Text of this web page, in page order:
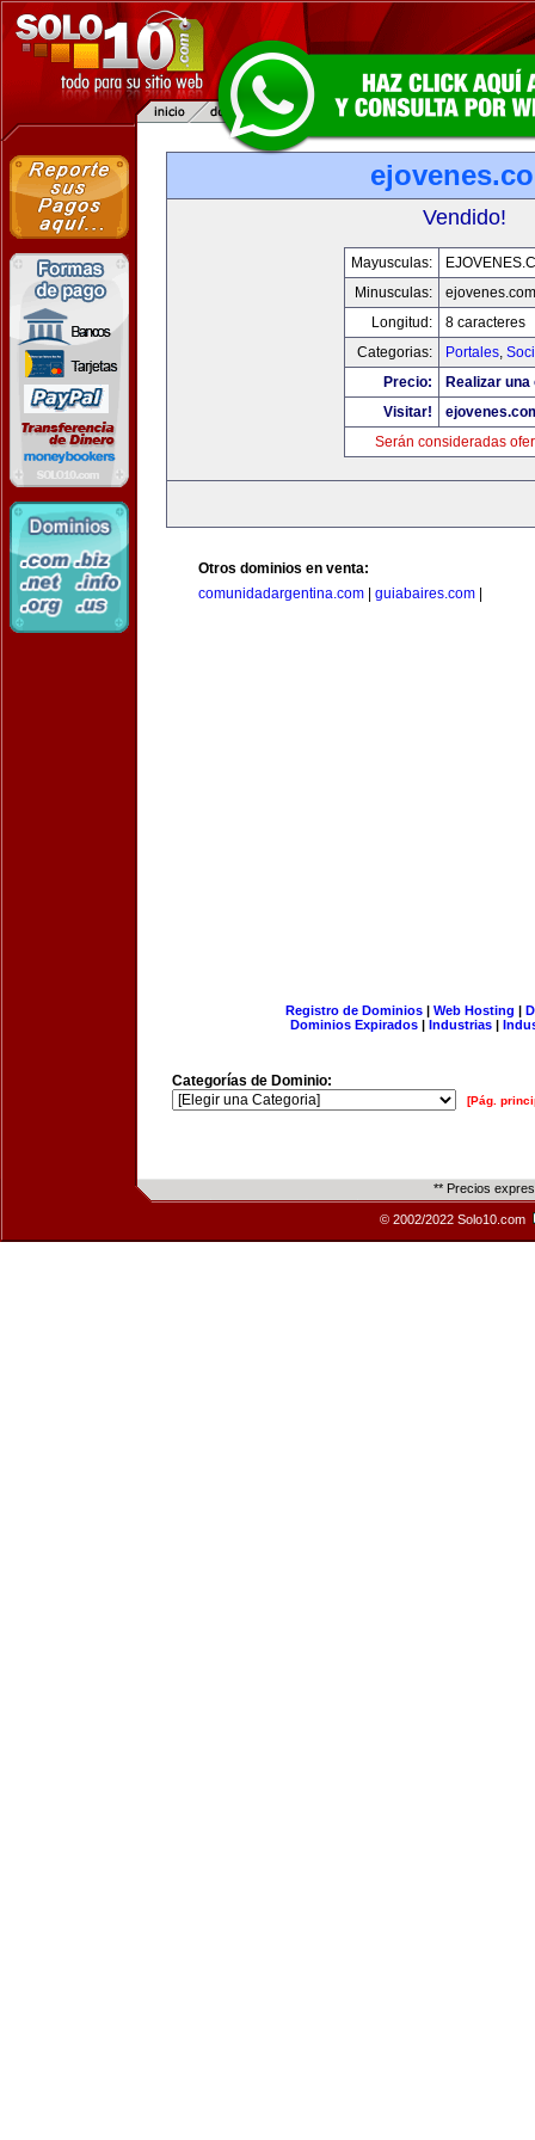
Vendido!
Mayusculas:
Minusculas:
ejovenes.com
Longitud:
8 caracteres
Categorias:
Portales,
Precio:
Realizar
Visitar!
Serán consideradas
Otros dominios en venta:
comunidadargentina.com
guiabaires.com
Registro de Dominios| Web Hosting |
Dominios Expirados | Industrias |
Categorías de Dominio:
[Pág.
** Precios
© 2002/2022 Solo10.com